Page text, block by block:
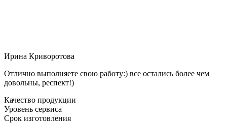
Ирина Криворотова
Отлично выполняете свою работу:) все остались более чем
довольны, респект!)
Качество продукции
Уровень сервиса
Срок изготовления